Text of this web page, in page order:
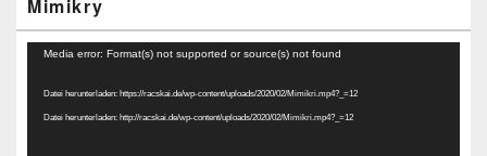
Mimikry
Video-
Media error: Format(s) not supported or source(s) not found
Datei herunterladen: https://racskai.de/wp-content/uploads/2020/02/Mimikri.mp4?_=12
Datei herunterladen: http://racskai.de/wp-content/uploads/2020/02/Mimikri.mp4?_=12